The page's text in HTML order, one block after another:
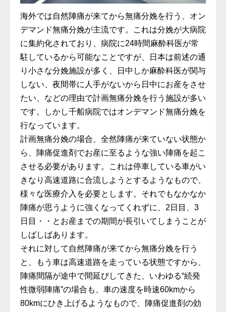
海外では自然陣痛が来てから無痛分娩を行う、オン
デマンド無痛分娩が主流です。これは分娩が大病院
に集約化されており、病院に24時間麻酔科医が常
駐しているから可能なことですが、日本は前述の通
り小さな分娩施設が多く、日中しか麻酔科医が関与
しない、夜間帯に人手がないから日中にお産をさせ
たい、などの理由で計画無痛分娩を行う施設が多い
です。しかし千船病院ではオンデマンド無痛分娩を
行なっています。
計画無痛分娩の場合、全然陣痛が来ていない状態か
ら、陣痛促進剤でお産に至るような強い陣痛を起こ
させる必要があります。これは停車している車がい
きなり高速道路に合流しようとするようなもので、
様々な医療介入を必要とします。それでもなかなか
陣痛が思うように強くなってくれずに、2日目、3
日目・・とお産までの期間が長引いてしまうことが
しばしばあります。
それに対して自然陣痛が来てから無痛分娩を行う
と、もう車は高速道路を走っている状態ですから、
陣痛間隔が途中で間延びしてきた、いわゆる“続発
性微弱陣痛”の場合も、車の速度を時速60kmから
80kmにひき上げるようなもので、陣痛促進剤の効